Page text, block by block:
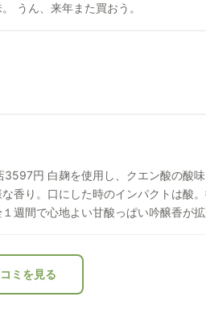
うん、来年また買おう。
香り。口にした時のインパクトは酸
週間で心地よい甘酸っぱい吟醸香が
ミを見る